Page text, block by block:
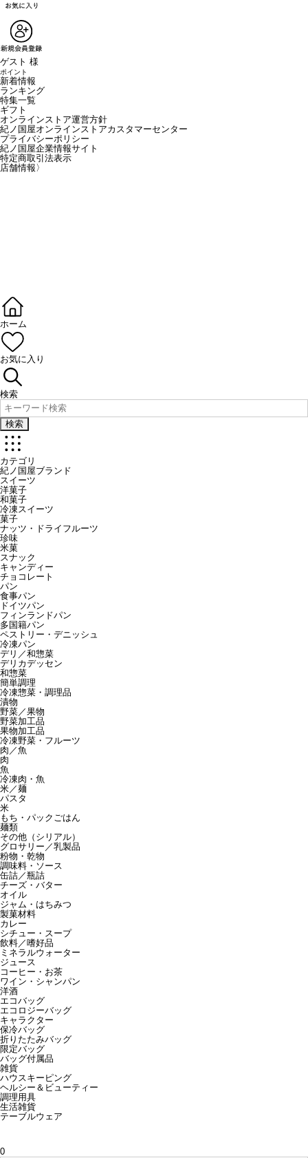
ゲスト 様
ポイント
新着情報
ランキング
特集一覧
ギフト
オンラインストア運営方針
紀ノ国屋オンラインストアカスタマーセンター
プライバシーポリシー
紀ノ国屋企業情報サイト
特定商取引法表示
店舗情報 〉
ホーム
お気に入り
検索
検索
カテゴリ
紀ノ国屋ブランド
スイーツ
洋菓子
和菓子
冷凍スイーツ
菓子
ナッツ・ドライフルーツ
珍味
米菓
スナック
キャンディー
チョコレート
パン
食事パン
ドイツパン
フィンランドパン
多国籍パン
ペストリー・デニッシュ
冷凍パン
デリ／和惣菜
デリカデッセン
和惣菜
簡単調理
冷凍惣菜・調理品
漬物
野菜／果物
野菜加工品
果物加工品
冷凍野菜・フルーツ
肉／魚
肉
魚
冷凍肉・魚
米／麺
パスタ
米
もち・パックごはん
麺類
その他（シリアル）
グロサリー／乳製品
粉物・乾物
調味料・ソース
缶詰／瓶詰
チーズ・バター
オイル
ジャム・はちみつ
製菓材料
カレー
シチュー・スープ
飲料／嗜好品
ミネラルウォーター
ジュース
コーヒー・お茶
ワイン・シャンパン
洋酒
エコバッグ
エコロジーバッグ
キャラクター
保冷バッグ
折りたたみバッグ
限定バッグ
バッグ付属品
雑貨
ハウスキーピング
ヘルシー＆ビューティー
調理用具
生活雑貨
テーブルウェア
0